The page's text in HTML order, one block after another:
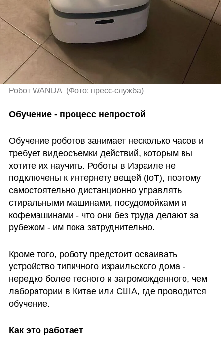
Робот WANDA (Фото: пресс-служба)
Обучение - процесс непростой
Обучение роботов занимает несколько часов и
требует видеосъемки действий, которым вы
хотите их научить. Роботы в Израиле не
подключены к интернету вещей (IoT), поэтому
самостоятельно дистанционно управлять
стиральными машинами, посудомойками и
кофемашинами - что они без труда делают за
рубежом - им пока затруднительно.
Кроме того, роботу предстоит осваивать
устройство типичного израильского дома -
нередко более тесного и загроможденного, чем
лаборатории в Китае или США, где проводится
обучение.
Как это работает